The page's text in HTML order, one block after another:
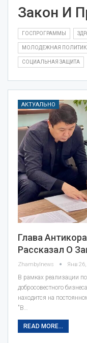
Закон И
ГОСПРОГРАММЫ
МОЛОДЕЖНАЯ
СОЦИАЛЬНАЯ ЗАЩИТА
АКТУАЛЬНО
Глава
Рассказал О
Zhambylnews Янв
В рамках реализации
добросовестного
находится на
"В…
READ MORE...